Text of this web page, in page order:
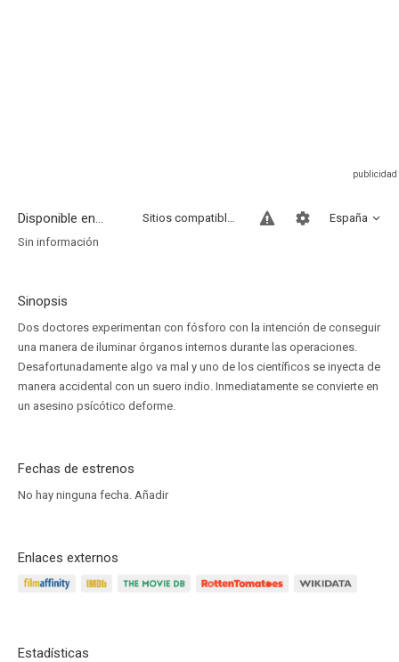
Disponible en... España
Sitios compatibles
Sin información
Sinopsis
Dos doctores experimentan con fósforo con la intención de conseguir
una manera de iluminar órganos internos durante las operaciones.
Desafortunadamente algo va mal y uno de los científicos se inyecta de
manera accidental con un suero indio. Inmediatamente se convierte en
un asesino psícótico deforme.
Fechas de estrenos
No hay ninguna fecha. Añadir
Enlaces externos
Estadísticas